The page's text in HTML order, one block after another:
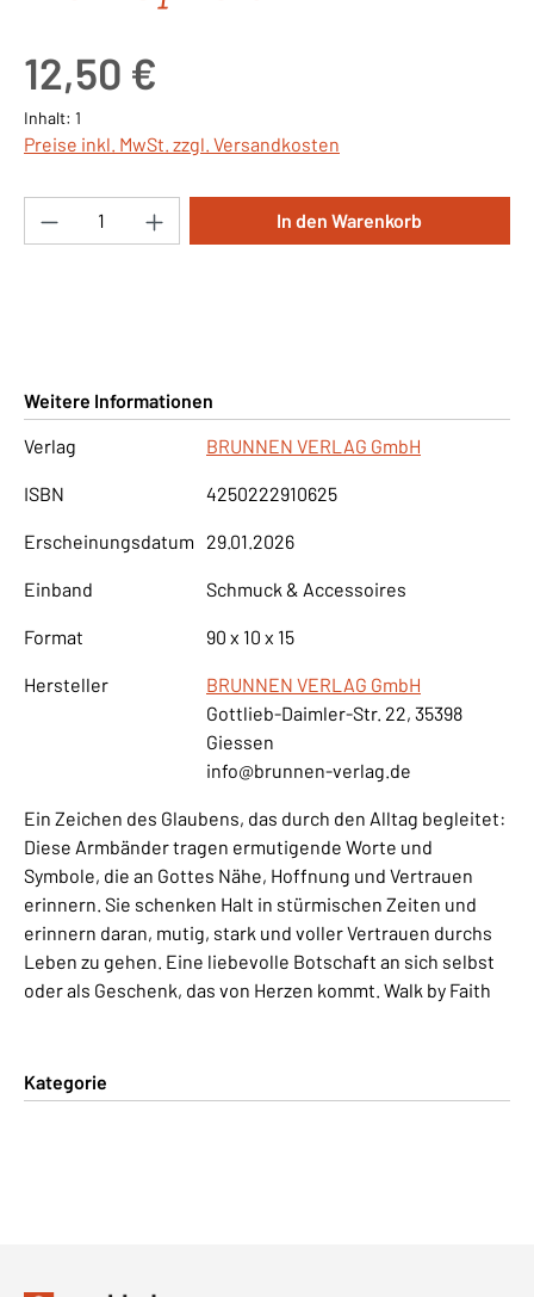
12,50 €
Inhalt: 1
Preise inkl. MwSt. zzgl. Versandkosten
Produkt Anzahl: Gib den gewünschten
In den Warenkorb
Weitere Informationen
Verlag
BRUNNEN VERLAG GmbH
ISBN 4250222910625
Erscheinungsdatum 29.01.2026
Einband Schmuck & Accessoires
Format 90 x 10 x 15
Hersteller
BRUNNEN VERLAG GmbH
Gottlieb-Daimler-Str. 22, 35398
Giessen
info@brunnen-verlag.de
Ein Zeichen des Glaubens, das durch den Alltag begleitet:
Diese Armbänder tragen ermutigende Worte und
Symbole, die an Gottes Nähe, Hoffnung und Vertrauen
erinnern. Sie schenken Halt in stürmischen Zeiten und
erinnern daran, mutig, stark und voller Vertrauen durchs
Leben zu gehen. Eine liebevolle Botschaft an sich selbst
oder als Geschenk, das von Herzen kommt. Walk by Faith
Kategorie